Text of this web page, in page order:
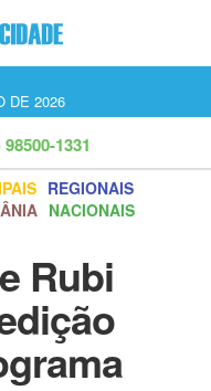
DE 2026
98500-1331
REGIONAIS
NACIONAIS
Rubi